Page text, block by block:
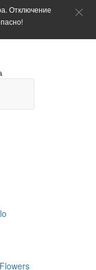
Отключение